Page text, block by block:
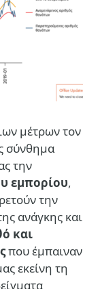
μέτρων τον
σύνθημα
την
εμπορίου,
την
ανάγκης και
και
που έμπαιναν
εκείνη τη